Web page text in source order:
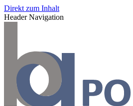
Direkt zum Inhalt
Header Navigation